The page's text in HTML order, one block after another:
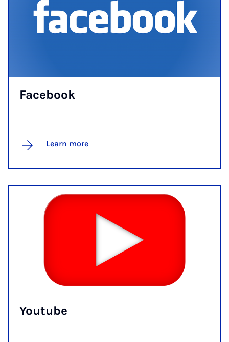
Face­book
Learn more
You­tube